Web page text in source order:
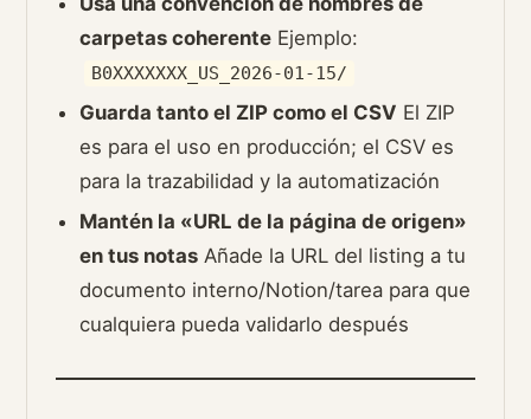
carpetas coherente Ejemplo:
B0XXXXXXX_US_2026-01-15/
Guarda tanto el ZIP como el CSV El ZIP
es para el uso en producción; el CSV es
para la trazabilidad y la automatización
Mantén la «URL de la página de origen»
en tus notas Añade la URL del listing a tu
documento interno/Notion/tarea para que
cualquiera pueda validarlo después